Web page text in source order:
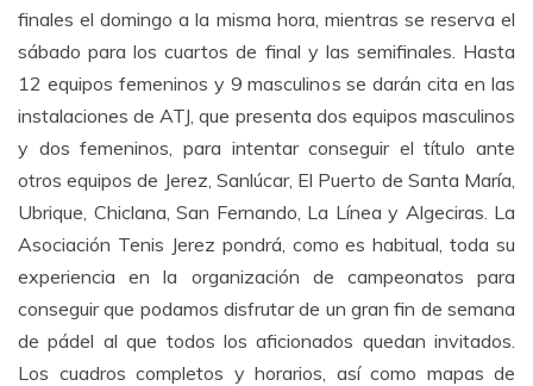
finales el domingo a la misma hora, mientras se reserva el
sábado para los cuartos de final y las semifinales. Hasta
12 equipos femeninos y 9 masculinos se darán cita en las
instalaciones de ATJ, que presenta dos equipos masculinos
y dos femeninos, para intentar conseguir el título ante
otros equipos de Jerez, Sanlúcar, El Puerto de Santa María,
Ubrique, Chiclana, San Fernando, La Línea y Algeciras. La
Asociación Tenis Jerez pondrá, como es habitual, toda su
experiencia en la organización de campeonatos para
conseguir que podamos disfrutar de un gran fin de semana
de pádel al que todos los aficionados quedan invitados.
Los cuadros completos y horarios, así como mapas de